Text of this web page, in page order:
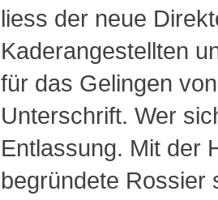
liess der neue
Kaderangestellten
für das Gelingen
Unterschrift. Wer
Entlassung. Mit der
begründete Rossier